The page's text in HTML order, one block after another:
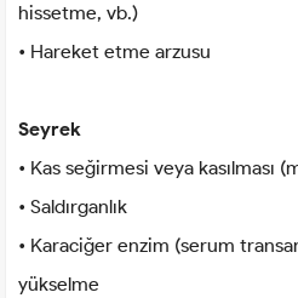
hissetme, vb.)
• Hareket etme arzusu
Seyrek
• Kas seğirmesi veya kasılması
• Saldırganlık
• Karaciğer enzim (serum
yükselme